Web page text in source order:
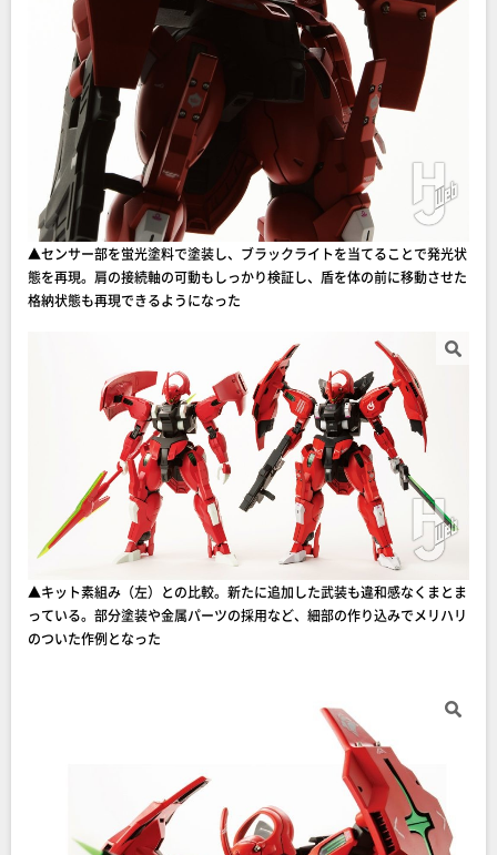
▲センサー部を蛍光塗料で塗装し、ブラックライトを当てることで発光状
態を再現。肩の接続軸の可動もしっかり検証し、盾を体の前に移動させた
格納状態も再現できるようになった
▲キット素組み（左）との比較。新たに追加した武装も違和感なくまとま
っている。部分塗装や金属パーツの採用など、細部の作り込みでメリハリ
のついた作例となった